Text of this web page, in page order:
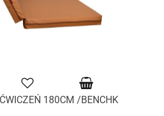
180CM /BENCHK